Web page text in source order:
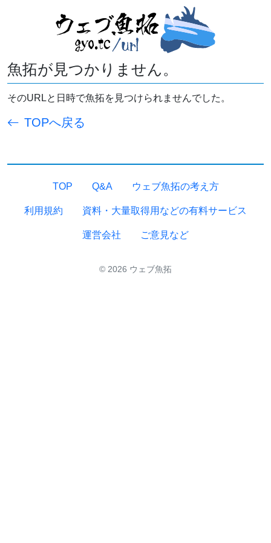
魚拓が見つかりません。
そのURLと日時で魚拓を見つけられませんでした。
TOPへ戻る
TOP Q&A ウェブ魚拓の考え方
利用規約 資料・大量取得用などの有料サービス
運営会社 ご意見など
© 2026 ウェブ魚拓